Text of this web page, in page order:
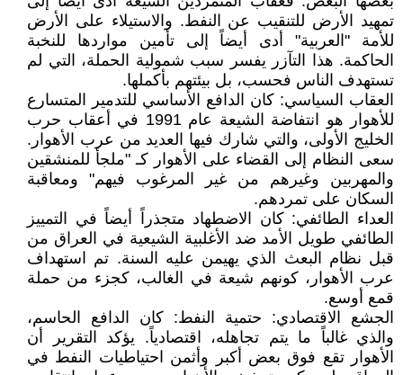
تمهيد الأرض للتنقيب عن النفط. والاستيلاء على الأرض
للأمة "العربية" أدى أيضاً إلى تأمين مواردها للنخبة
الحاكمة. هذا التآزر يفسر سبب شمولية الحملة، التي لم
تستهدف الناس فحسب، بل بيئتهم بأكملها.
العقاب السياسي: كان الدافع الأساسي للتدمير المتسارع
للأهوار هو انتفاضة الشيعة عام 1991 في أعقاب حرب
الخليج الأولى، والتي شارك فيها العديد من عرب الأهوار.
سعى النظام إلى القضاء على الأهوار كـ "ملجأ للمنشقين
والمهربين وغيرهم من غير المرغوب فيهم" ومعاقبة
السكان على تمردهم.
العداء الطائفي: كان الاضطهاد متجذراً أيضاً في التمييز
الطائفي طويل الأمد ضد الأغلبية الشيعية في العراق من
قبل نظام البعث الذي يهيمن عليه السنة. تم استهداف
عرب الأهوار، كونهم شيعة في الغالب، كجزء من حملة
قمع أوسع.
الجشع الاقتصادي: حتمية النفط: كان الدافع الحاسم،
والذي غالباً ما يتم تجاهله، اقتصادياً. يؤكد التقرير أن
الأهوار تقع فوق بعض أكبر وأثمن احتياطيات النفط في